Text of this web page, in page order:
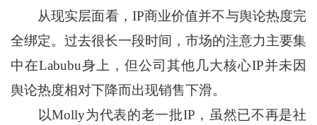
从现实层面看，IP商业价值并不与舆论热度完
全绑定。过去很长一段时间，市场的注意力主要集
中在Labubu身上，但公司其他几大核心IP并未因
舆论热度相对下降而出现销售下滑。
以Molly为代表的老一批IP，虽然已不再是社